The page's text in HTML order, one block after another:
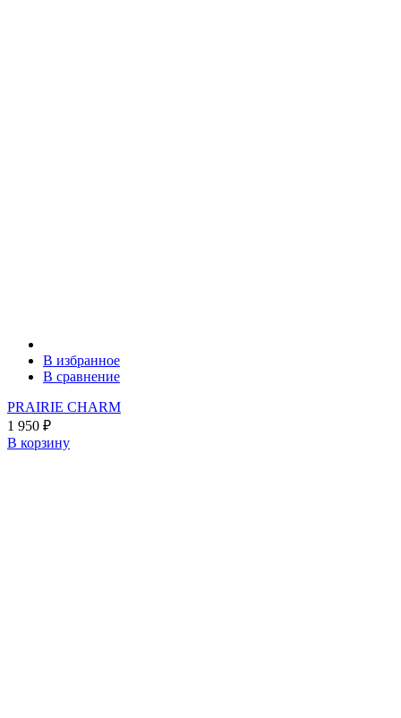
В избранное
В сравнение
PRAIRIE CHARM
1 950 ₽
В корзину